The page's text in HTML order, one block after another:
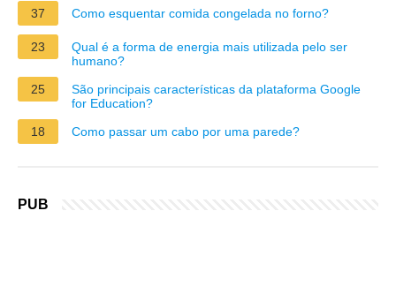
37
Como esquentar comida congelada no forno?
23
Qual é a forma de energia mais utilizada pelo ser
humano?
25
São principais características da plataforma Google
for Education?
18
Como passar um cabo por uma parede?
PUB